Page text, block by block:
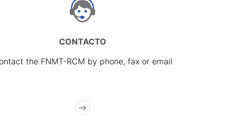
CONTACTO
the FNMT-RCM by phone, fax or email